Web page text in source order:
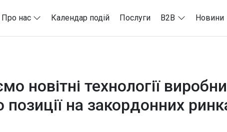
Про нас Календар подій Послуги B2B Новини
новітні технології
на закордонних